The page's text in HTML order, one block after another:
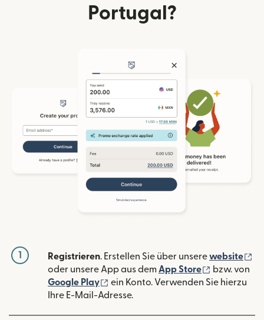
Portugal?
1 Registrieren. Erstellen Sie über unserewebsite
oder unsere App aus dem App Store (wird in
bzw. von
Google Play
(wird in einem neuen Fenster
ein Konto. Verwenden Sie hierzu
Ihre E-Mail-Adresse.